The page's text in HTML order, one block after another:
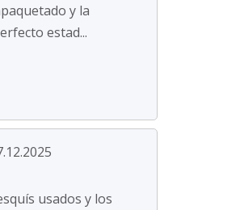
y la
estad...
usados y los